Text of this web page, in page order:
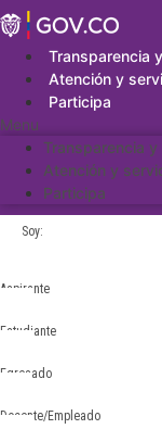
Saltar
al
contenidoTransparencia
Atención y
Participa
Menu
Transparencia
Atención y
Participa
Soy:
Aspirante
Estudiante
Egresado
Docente/Empleado